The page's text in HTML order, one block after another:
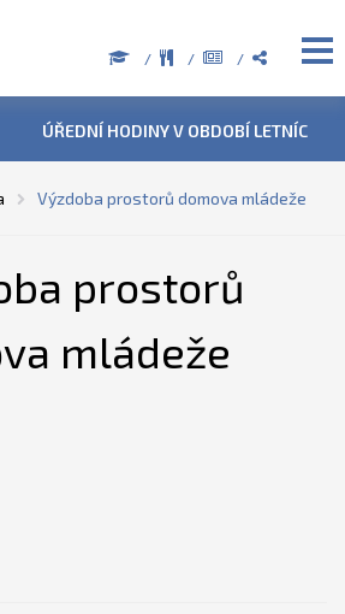
V OBDOBÍ LETNÍCH PRÁZDNIN
Výzdoba prostorů domova mládeže
prostorů
mládeže